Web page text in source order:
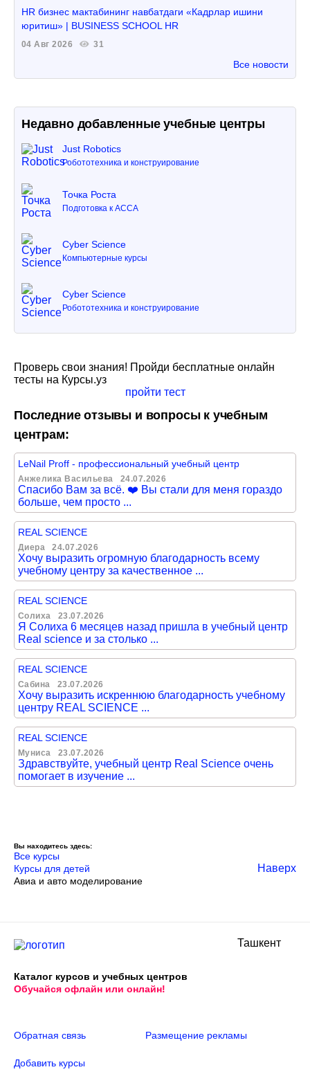
HR бизнес мактабининг навбатдаги «Кадрлар ишини
юритиш» | BUSINESS SCHOOL HR
04 Авг 2026 31
Все новости
Недавно добавленные учебные центры
Just Robotics
Робототехника и конструирование
Точка Роста
Подготовка к ACCA
Cyber Science
Компьютерные курсы
Cyber Science
Робототехника и конструирование
Проверь свои знания! Пройди бесплатные онлайн
тесты на Курсы.уз
пройти тест
Последние отзывы и вопросы к учебным
центрам:
LeNail Proff - профессиональный учебный центр
Анжелика Васильева 24.07.2026
Спасибо Вам за всё. ❤️ Вы стали для меня гораздо
больше, чем просто ...
REAL SCIENCE
Диера 24.07.2026
Хочу выразить огромную благодарность всему
учебному центру за качественное ...
REAL SCIENCE
Солиха 23.07.2026
Я Солиха 6 месяцев назад пришла в учебный центр
Real science и за столько ...
REAL SCIENCE
Сабина 23.07.2026
Хочу выразить искреннюю благодарность учебному
центру REAL SCIENCE ...
REAL SCIENCE
Муниса 23.07.2026
Здравствуйте, учебный центр Real Science очень
помогает в изучение ...
Вы находитесь здесь:
Все курсы
Курсы для детей
Авиа и авто моделирование
Наверх
Ташкент
Каталог курсов и учебных центров
Обучайся офлайн или онлайн!
Обратная связь Размещение рекламы
Добавить курсы